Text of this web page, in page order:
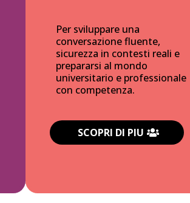
Per sviluppare una
conversazione fluente,
sicurezza in contesti reali e
prepararsi al mondo
universitario e professionale
con competenza.
SCOPRI DI PIU